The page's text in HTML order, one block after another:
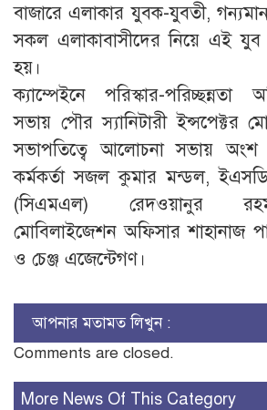
বাজারে এলাকার যুবক-যুবতী,
সকল এলাকাবাসীদের নিয়ে এই যুব
হয়।
ক্যাম্পেইনে পরিস্কার-
সভায় পৌর স্যানিটারী ইন্সপেক্টর
সভাপতিত্বে আলোচনা সভায় অংশ
কর্মকর্তা সজল কুমার মন্ডল,
(সিএমএল) রেদওয়ানুর
মোবিলাইজেশন অফিসার শাহানাজ
ও চেঞ্জ এজেন্টেগণ।
আপনার মতামত লিখুন :
Comments are closed.
More News Of This Category